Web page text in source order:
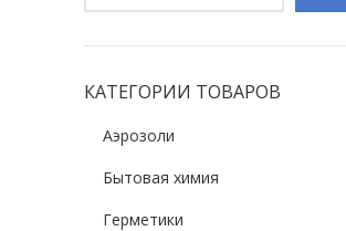
КАТЕГОРИИ ТОВАРОВ
Аэрозоли
Бытовая химия
Герметики